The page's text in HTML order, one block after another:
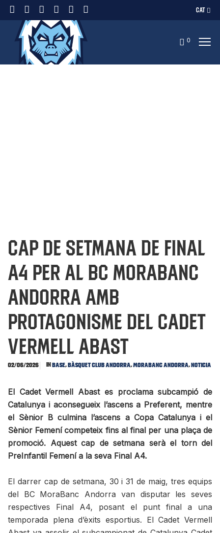
CAT
0
Cap de setmana de Final
A4 per al BC MoraBanc
Andorra amb
protagonisme del Cadet
Vermell Abast
02/06/2026 InBase,Bàsquet Club Andorra,MoraBanc Andorra,Noticia
El Cadet Vermell Abast es proclama subcampió de
Catalunya i aconsegueix l’ascens a Preferent, mentre
el Sènior B culmina l’ascens a Copa Catalunya i el
Sènior Femení competeix fins al final per una plaça de
promoció. Aquest cap de setmana serà el torn del
PreInfantil Femení a la seva Final A4.
El darrer cap de setmana, 30 i 31 de maig, tres equips
del BC MoraBanc Andorra van disputar les seves
respectives Final A4, posant el punt final a una
temporada plena d’èxits esportius. El Cadet Vermell